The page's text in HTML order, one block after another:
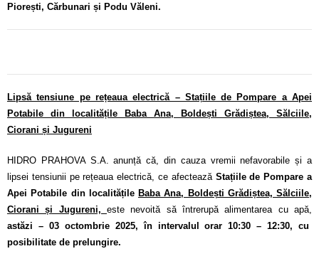
Piorești, Cărbunari și Podu Văleni.
Lipsă tensiune pe rețeaua electrică – Stațiile de Pompare a Apei
Potabile din localitățile Baba Ana, Boldești Grădiștea, Sălciile,
Ciorani și Jugureni
HIDRO PRAHOVA S.A. anunță că, din cauza vremii nefavorabile și a
lipsei tensiunii pe rețeaua electrică, ce afectează Stațiile de Pompare a
Apei Potabile din localitățile Baba Ana, Boldești Grădiștea, Sălciile,
Ciorani și Jugureni, este nevoită să întrerupă alimentarea cu apă,
astăzi – 03 octombrie 2025, în intervalul orar 10:30 – 12:30, cu
posibilitate de prelungire.